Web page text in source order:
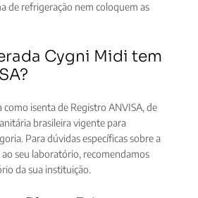
de refrigeração nem coloquem as
Cygni Midi tem
como isenta de Registro ANVISA, de
brasileira vigente para
Para dúvidas específicas sobre a
seu laboratório, recomendamos
da sua instituição.